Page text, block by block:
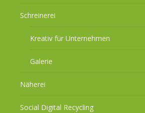
Schreinerei
Kreativ für Unternehmen
Galerie
Näherei
Social Digital Recycling